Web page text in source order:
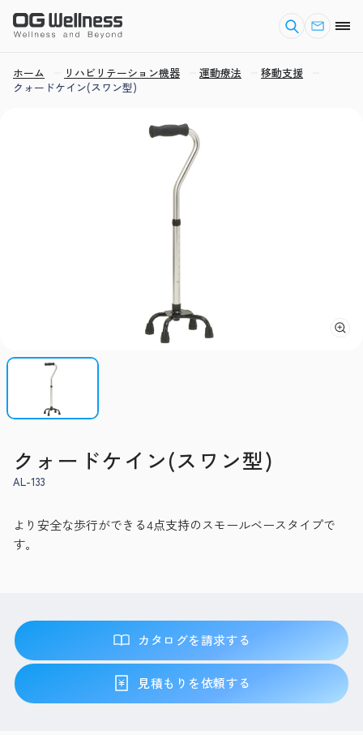
ホーム リハビリテーション機器 運動療法
移動支援
クォードケイン(スワン型)
クォードケイン(スワン型)
AL-133
より安全な歩行ができる4点支持のスモールベースタイプで
す。
カタログを請求する
見積もりを依頼する